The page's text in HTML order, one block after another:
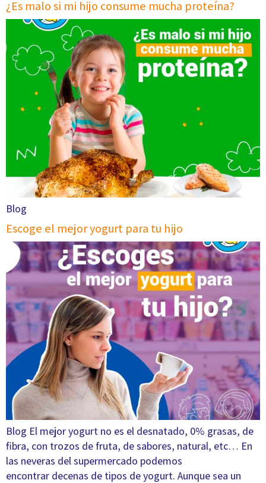
¿Es malo si mi hijo consume mucha proteína?
Blog
Escoge el mejor yogurt para tu hijo
Blog El mejor yogurt no es el desnatado, 0% grasas, de
fibra, con trozos de fruta, de sabores, natural, etc… En
las neveras del supermercado podemos
encontrar decenas de tipos de yogurt. Aunque sea un